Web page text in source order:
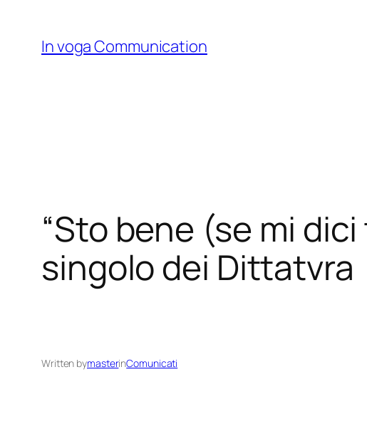
content
In voga Communication
“Sto bene (se mi
singolo dei Dittatvra
Written bymasterinComunicati